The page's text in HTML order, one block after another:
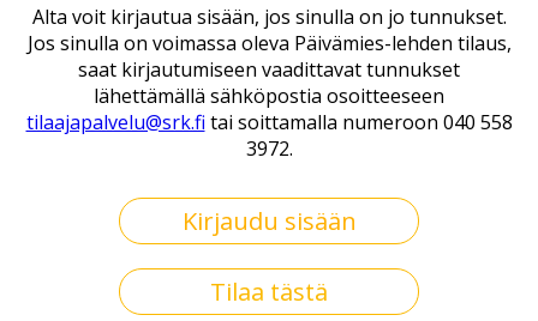
Alta voit kirjautua sisään, jos sinulla on jo tunnukset.
Jos sinulla on voimassa oleva Päivämies-lehden tilaus,
saat kirjautumiseen vaadittavat tunnukset
lähettämällä sähköpostia osoitteeseen
tilaajapalvelu@srk.fi tai soittamalla numeroon 040 558
3972.
Kirjaudu sisään
Tilaa tästä